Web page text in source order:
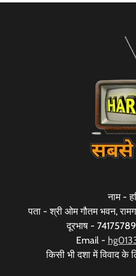
नाम -
पता - श्री ओम गौतम भवन,
दूरभाष -
Email -
किसी भी दशा में विवाद के